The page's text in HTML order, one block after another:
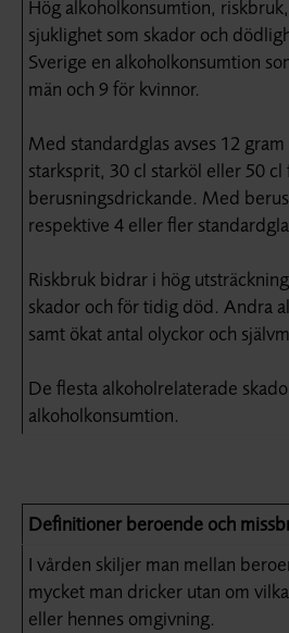
Hög alkoholkonsumtion,
sjuklighet som skador och
Sverige en alkoholkonsumtion
män och 9 för kvinnor.
Med standardglas avses 12
starksprit, 30 cl starköl eller 50
berusningsdrickande. Med
respektive 4 eller fler
Riskbruk bidrar i hög
skador och för tidig död. Andra
samt ökat antal olyckor och
De flesta alkoholrelaterade
alkoholkonsumtion.
Definitioner beroende och
I vården skiljer man mellan
mycket man dricker utan om
eller hennes omgivning.